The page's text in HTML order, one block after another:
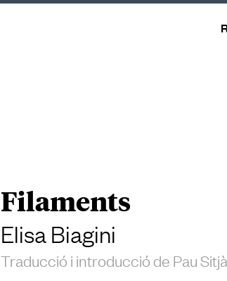
Filaments
Elisa Biagini
Traducció i introducció de Pau